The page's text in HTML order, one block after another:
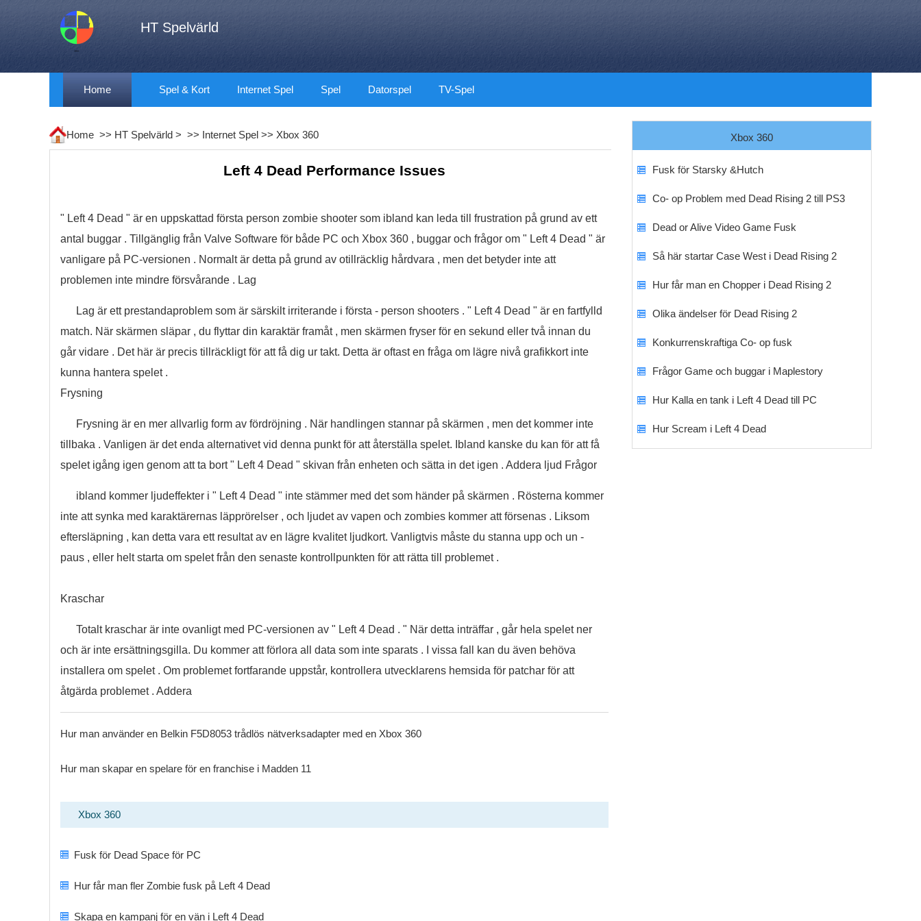
HT Spelvärld
Home Spel & Kort Internet Spel Spel Datorspel TV-Spel
Home >> HT Spelvärld > >> Internet Spel >> Xbox 360
Left 4 Dead Performance Issues
" Left 4 Dead " är en uppskattad första person zombie shooter som ibland kan leda till frustration på grund av ett
antal buggar . Tillgänglig från Valve Software för både PC och Xbox 360 , buggar och frågor om " Left 4 Dead " är
vanligare på PC-versionen . Normalt är detta på grund av otillräcklig hårdvara , men det betyder inte att
problemen inte mindre försvårande . Lag
Lag är ett prestandaproblem som är särskilt irriterande i första - person shooters . " Left 4 Dead " är en fartfylld
match. När skärmen släpar , du flyttar din karaktär framåt , men skärmen fryser för en sekund eller två innan du
går vidare . Det här är precis tillräckligt för att få dig ur takt. Detta är oftast en fråga om lägre nivå grafikkort inte
kunna hantera spelet .
Frysning
Frysning är en mer allvarlig form av fördröjning . När handlingen stannar på skärmen , men det kommer inte
tillbaka . Vanligen är det enda alternativet vid denna punkt för att återställa spelet. Ibland kanske du kan för att få
spelet igång igen genom att ta bort " Left 4 Dead " skivan från enheten och sätta in det igen . Addera ljud Frågor
ibland kommer ljudeffekter i " Left 4 Dead " inte stämmer med det som händer på skärmen . Rösterna kommer
inte att synka med karaktärernas läpprörelser , och ljudet av vapen och zombies kommer att försenas . Liksom
eftersläpning , kan detta vara ett resultat av en lägre kvalitet ljudkort. Vanligtvis måste du stanna upp och un -
paus , eller helt starta om spelet från den senaste kontrollpunkten för att rätta till problemet .
Kraschar
Totalt kraschar är inte ovanligt med PC-versionen av " Left 4 Dead . " När detta inträffar , går hela spelet ner
och är inte ersättningsgilla. Du kommer att förlora all data som inte sparats . I vissa fall kan du även behöva
installera om spelet . Om problemet fortfarande uppstår, kontrollera utvecklarens hemsida för patchar för att
åtgärda problemet . Addera
Hur man använder en Belkin F5D8053 trådlös nätverksadapter med en Xbox 360
Hur man skapar en spelare för en franchise i Madden 11
Xbox 360
Fusk för Dead Space för PC
Hur får man fler Zombie fusk på Left 4 Dead
Skapa en kampanj för en vän i Left 4 Dead
Xbox 360
Fusk för Starsky &Hutch
Co- op Problem med Dead Rising 2 till PS3
Dead or Alive Video Game Fusk
Så här startar Case West i Dead Rising 2
Hur får man en Chopper i Dead Rising 2
Olika ändelser för Dead Rising 2
Konkurrenskraftiga Co- op fusk
Frågor Game och buggar i Maplestory
Hur Kalla en tank i Left 4 Dead till PC
Hur Scream i Left 4 Dead